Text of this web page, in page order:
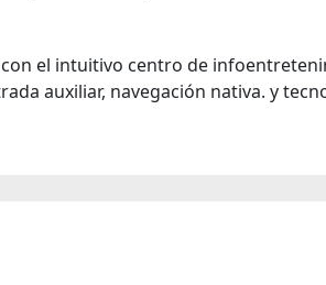
el intuitivo centro de
auxiliar, navegación nativa. y